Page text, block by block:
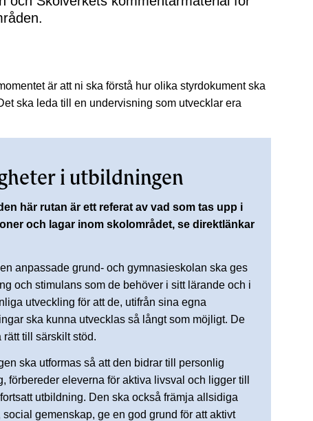
är att ni ska förstå hur olika styrdokument ska
ska leda till en undervisning som utvecklar era
i utbildningen
här rutan är ett referat av vad som tas upp i
och lagar inom skolområdet, se direktlänkar
anpassade grund- och gymnasieskolan ska ges
och stimulans som de behöver i sitt lärande och i
utveckling för att de, utifrån sina egna
ska kunna utvecklas så långt som möjligt. De
rätt till särskilt stöd.
ska utformas så att den bidrar till personlig
förbereder eleverna för aktiva livsval och ligger till
utbildning. Den ska också främja allsidiga
social gemenskap, ge en god grund för att aktivt